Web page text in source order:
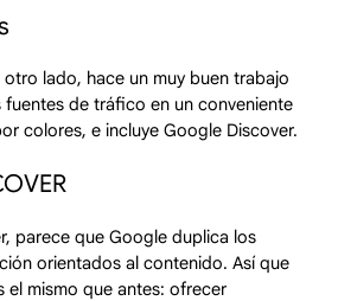
lado, hace un muy buen trabajo
de tráfico en un conveniente
colores, e incluye Google Discover.
parece que Google duplica los
orientados al contenido. Así que
el mismo que antes: ofrecer